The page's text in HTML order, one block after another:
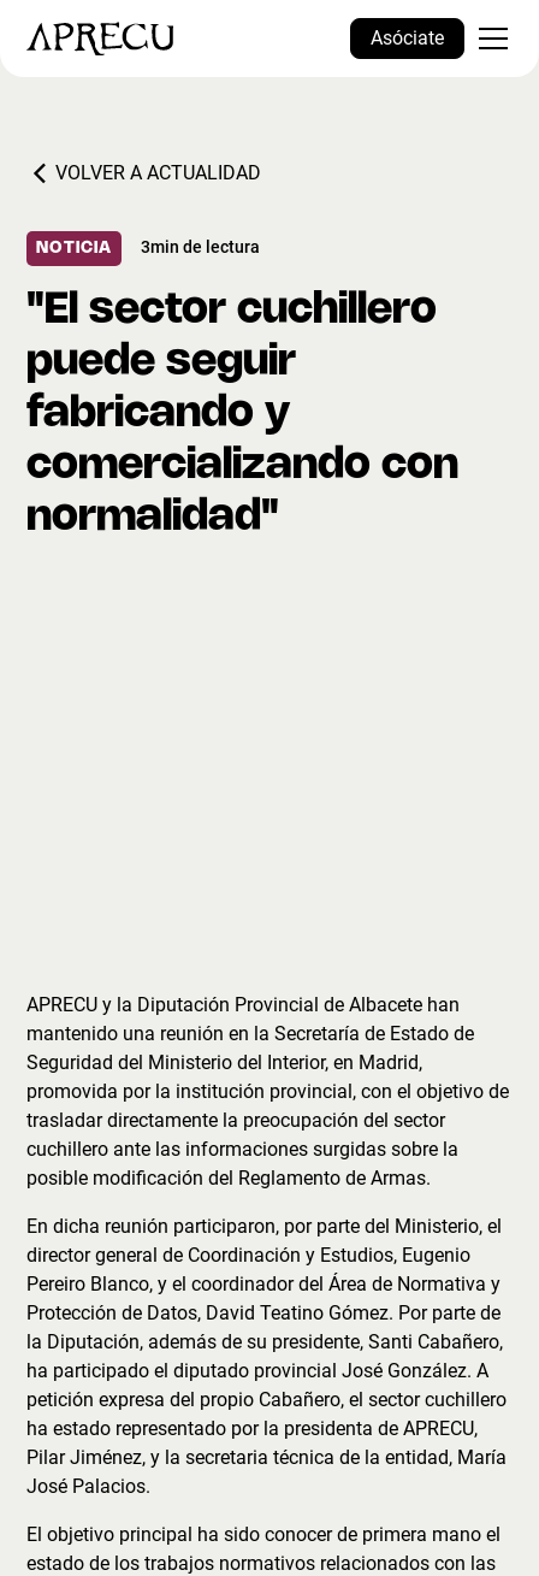
Asóciate
VOLVER A ACTUALIDAD
NOTICIA 3min de lectura
"El sector cuchillero
puede seguir
fabricando y
comercializando con
normalidad"
APRECU y la Diputación Provincial de Albacete han
mantenido una reunión en la Secretaría de Estado de
Seguridad del Ministerio del Interior, en Madrid,
promovida por la institución provincial, con el objetivo de
trasladar directamente la preocupación del sector
cuchillero ante las informaciones surgidas sobre la
posible modificación del Reglamento de Armas.
En dicha reunión participaron, por parte del Ministerio, el
director general de Coordinación y Estudios, Eugenio
Pereiro Blanco, y el coordinador del Área de Normativa y
Protección de Datos, David Teatino Gómez. Por parte de
la Diputación, además de su presidente, Santi Cabañero,
ha participado el diputado provincial José González. A
petición expresa del propio Cabañero, el sector cuchillero
ha estado representado por la presidenta de APRECU,
Pilar Jiménez, y la secretaria técnica de la entidad, María
José Palacios.
El objetivo principal ha sido conocer de primera mano el
estado de los trabajos normativos relacionados con las